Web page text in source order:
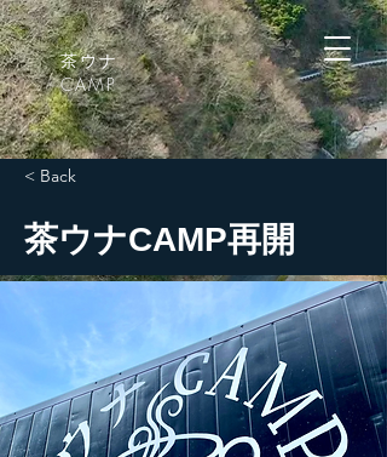
茶ウナ
CAMP
< Back
茶ウナCAMP再開